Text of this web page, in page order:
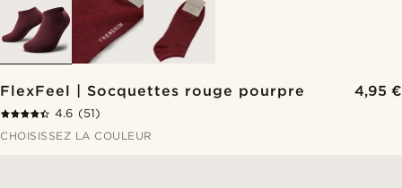
FlexFeel | Socquettes rouge pourpre 4,95 €
4.6 (51)
CHOISISSEZ LA COULEUR